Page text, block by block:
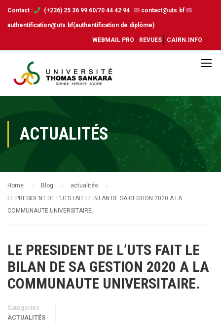
Contact : (+226) 25 36 99 60/70 44 42 94 contact@uts.bf
authentification@uts.bf(authentification de diplôme)
WEBMAIL PRO REVUES CAIRN.INFO
ACTUALITÉS
Home Blog
actualités
LE PRESIDENT DE L’UTS FAIT LE BILAN DE SA GESTION 2020 A LA
COMMUNAUTE UNIVERSITAIRE.
LE PRESIDENT DE L’UTS FAIT LE
BILAN DE SA GESTION 2020 A LA
COMMUNAUTE UNIVERSITAIRE.
Categories
ACTUALITÉS